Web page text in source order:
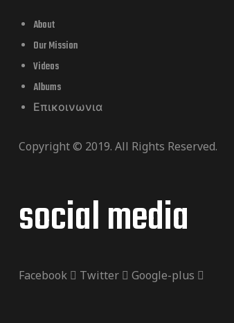
About
Our Mission
Videos
Albums
Επικοινωνια
Copyright © 2019. All Rights Reserved.
social media
Facebook Twitter Google-plus